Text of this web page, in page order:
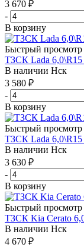
3 670 ₽
-
В корзину
Быстрый просмотр
ТЗСК Lada
В наличии Нск
3 580 ₽
-
В корзину
Быстрый просмотр
ТЗСК Lada 6,0\R15
В наличии Нск
3 630 ₽
-
В корзину
Быстрый просмотр
ТЗСК Kia Cerato
В наличии Нск
4 670 ₽